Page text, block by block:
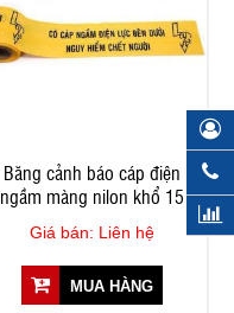
Băng cảnh báo cáp điện
ngầm màng nilon khổ 15
Giá bán: Liên hệ
MUA HÀNG